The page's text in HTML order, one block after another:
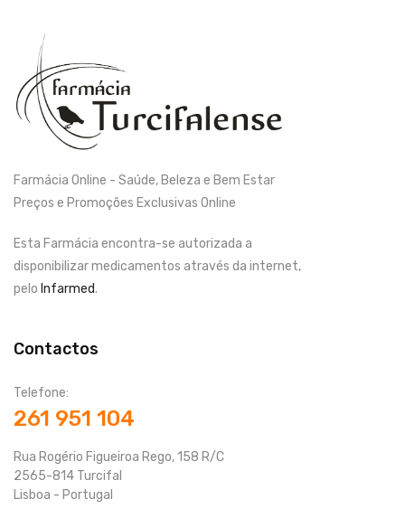
Farmácia Online - Saúde, Beleza e Bem Estar
Preços e Promoções Exclusivas Online
Esta Farmácia encontra-se autorizada a
disponibilizar medicamentos através da internet,
pelo Infarmed.
Contactos
Telefone:
261 951 104
Rua Rogério Figueiroa Rego, 158 R/C
2565-814 Turcifal
Lisboa - Portugal